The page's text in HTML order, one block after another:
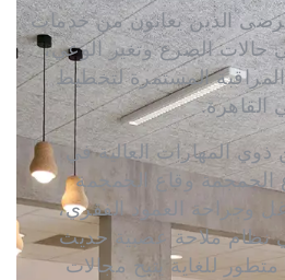
الذين يعانون من خدمات
حالات الصرع وتغير الوعي،
المستمرة لتخطيط
القاهرة.
المهارات العالية في
الجمجمة وقاع الجمجمة
وجراحة العمود الفقري،
نظام ملاحة عصبية حديث
للغاية يتيح مجالات